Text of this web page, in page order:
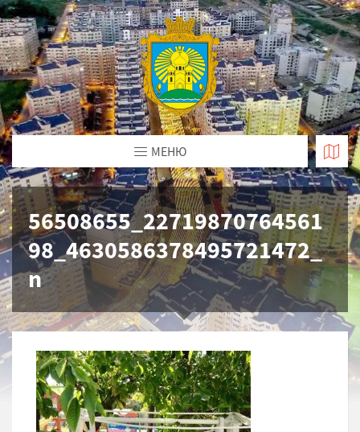
МЕНЮ
56508655_22719870764561
98_4630586378495721472_
n